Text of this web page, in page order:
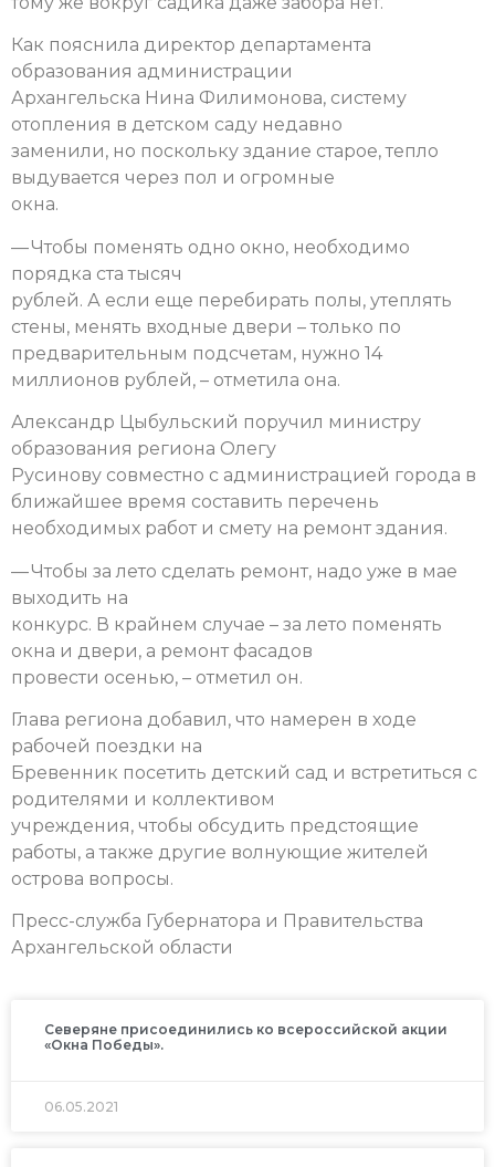
Как пояснила директор департамента
образования администрации
Архангельска Нина Филимонова, систему
отопления в детском саду недавно
заменили, но поскольку здание старое, тепло
выдувается через пол и огромные
окна.
— Чтобы поменять одно окно, необходимо
порядка ста тысяч
рублей. А если еще перебирать полы, утеплять
стены, менять входные двери – только по
предварительным подсчетам, нужно 14
миллионов рублей, – отметила она.
Александр Цыбульский поручил министру
образования региона Олегу
Русинову совместно с администрацией города в
ближайшее время составить перечень
необходимых работ и смету на ремонт здания.
— Чтобы за лето сделать ремонт, надо уже в мае
выходить на
конкурс. В крайнем случае – за лето поменять
окна и двери, а ремонт фасадов
провести осенью, – отметил он.
Глава региона добавил, что намерен в ходе
рабочей поездки на
Бревенник посетить детский сад и встретиться с
родителями и коллективом
учреждения, чтобы обсудить предстоящие
работы, а также другие волнующие жителей
острова вопросы.
Пресс-служба Губернатора и Правительства
Архангельской области
Северяне присоединились ко всероссийской акции
«Окна Победы».
06.05.2021